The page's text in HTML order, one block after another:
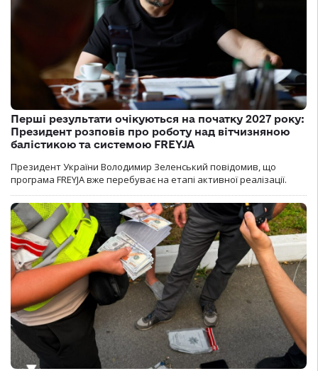
Перші результати очікуються на початку 2027 року:
Президент розповів про роботу над вітчизняною
балістикою та системою FREYJA
Президент України Володимир Зеленський повідомив, що
програма FREYJA вже перебуває на етапі активної реалізації.